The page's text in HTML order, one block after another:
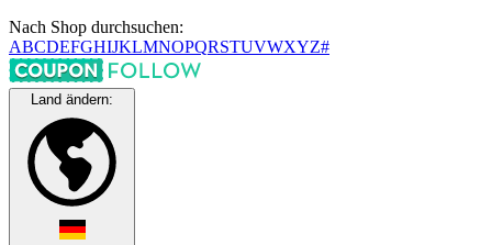
Nach Shop durchsuchen:
ABCDEFGHIJKLMNOPQRSTUVWXYZ#
Land ändern: